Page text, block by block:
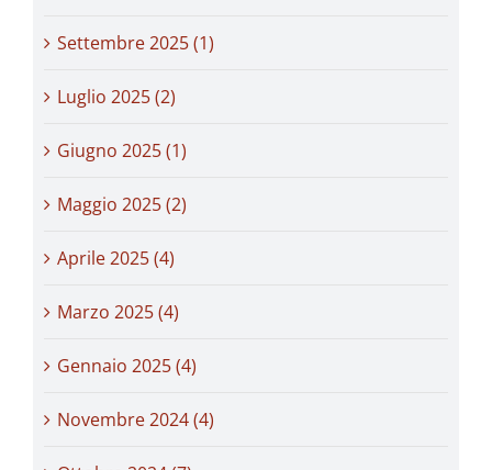
Settembre 2025 (1)
Luglio 2025 (2)
Giugno 2025 (1)
Maggio 2025 (2)
Aprile 2025 (4)
Marzo 2025 (4)
Gennaio 2025 (4)
Novembre 2024 (4)